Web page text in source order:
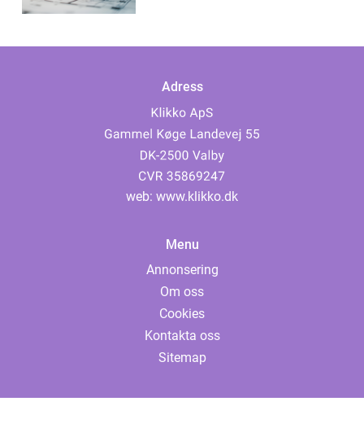
Adress
web: www.klikko.dk
Menu
Annonsering
Om oss
Cookies
Kontakta oss
Sitemap